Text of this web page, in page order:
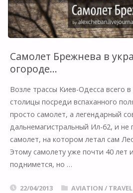
Самолет Брежнева в
огороде…
Возле трассы Киев-Одесса всего
столицы посреди вспаханного
просто самолет, а легендарный
дальнемагистральный Ил-62, и не
самолет, на котором летал сам
Этому самолету уже почти 40 лет
поднимется, но …
22/04/2013 AVIATION / TRAVEL